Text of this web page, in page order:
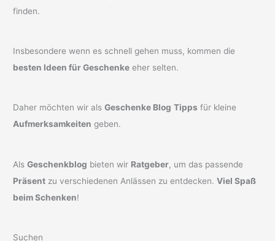
finden.
Insbesondere wenn es schnell gehen muss, kommen die
besten Ideen für Geschenke eher selten.
Daher möchten wir alsGeschenke Blog Tipps für kleine
Aufmerksamkeiten geben.
AlsGeschenkblog bieten wir Ratgeber, um das passende
Präsent zu verschiedenen Anlässen zu entdecken.Viel Spaß
beim Schenken!
Suchen